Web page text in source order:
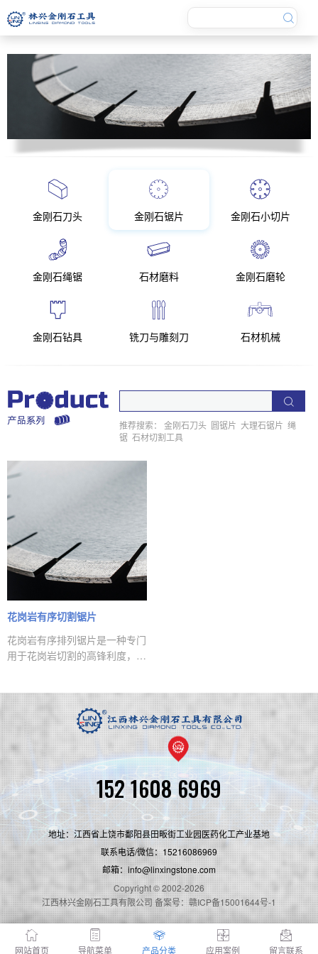
金刚石刀头 金刚石锯片 金刚石小切片
金刚石绳锯 石材磨料 金刚石磨轮
金刚石钻具 铣刀与雕刻刀 石材机械
推荐搜索： 金刚石刀头 圆锯片 大理石锯片 绳
锯 石材切割工具
花岗岩有序切割锯片
花岗岩有序排列锯片是一种专门
用于花岗岩切割的高锋利度，高
通的锯片锋利度要高百分30左
右，切口平整，不会出现崩边的
情况，并且可以保持切面平滑，
稳定切割性能极好。
152 1608 6969
地址：江西省上饶市鄱阳县田畈街工业园医药化工产业基地
联系电话/微信：15216086969
邮箱：info@linxingstone.com
Copyright © 2002-2026
江西林兴金刚石工具有限公司 备案号：赣ICP备15001644号-1
网站首页 导航菜单 产品分类 应用案例 留言联系